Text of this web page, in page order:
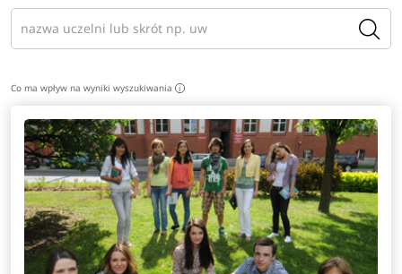
Co ma wpływ na wyniki wyszukiwania i